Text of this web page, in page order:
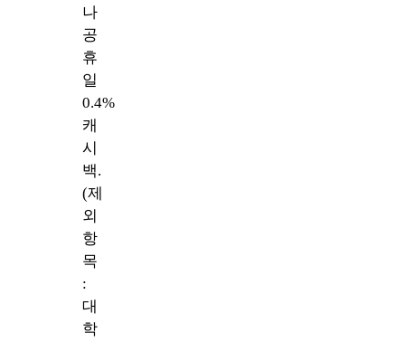
나
공
휴
일
0.4%
캐
시
백.
(제
외
항
목
:
대
학